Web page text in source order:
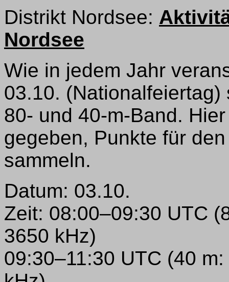
Distrikt Nordsee:
Nordsee
Wie in jedem Jahr
03.10.
80- und 40-m-Band.
gegeben, Punkte für
sammeln.
Datum: 03.10.
Zeit: 08:00–09:30 UTC
3650 kHz)
09:30–11:30 UTC (40